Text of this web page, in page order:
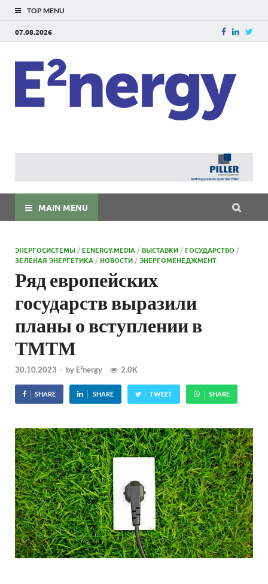
TOP MENU
07.08.2026
MAIN MENU
ЭНЕРГОСИСТЕМЫ /EENERGY.MEDIA /ВЫСТАВКИ /ГОСУДАРСТВО /
ЗЕЛЕНАЯ ЭНЕРГЕТИКА /НОВОСТИ /ЭНЕРГОМЕНЕДЖМЕНТ
Ряд европейских
государств выразили
планы о вступлении в
ТМТМ
30.10.2023 - by E²nergy 2.0K
SHARE SHARE TWEET SHARE